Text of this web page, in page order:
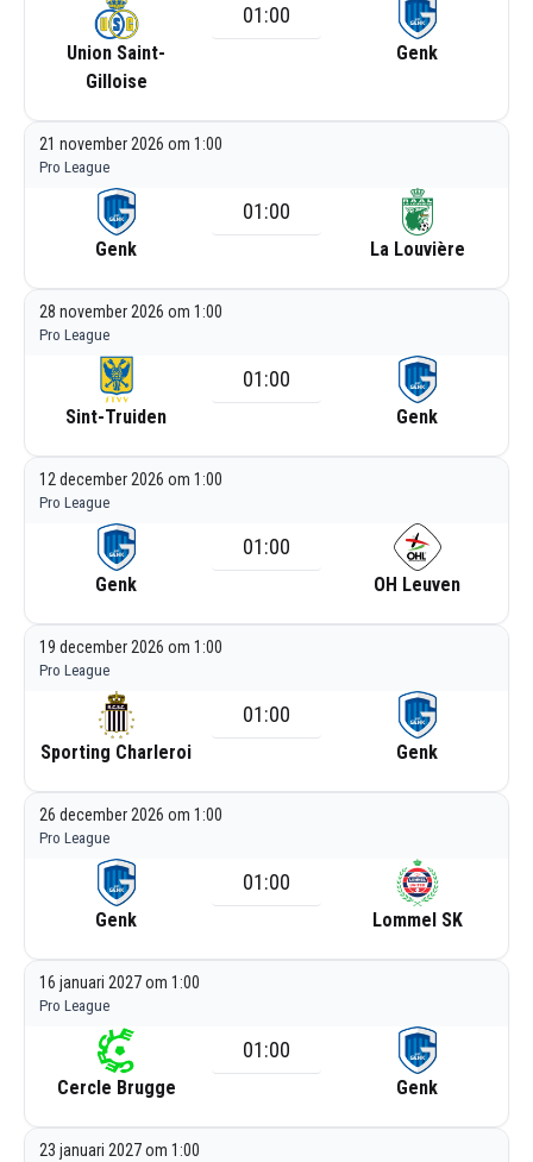
Union Saint-
Gilloise
01:00
Genk
21 november 2026 om 1:00
Pro League
Genk
01:00
La Louvière
28 november 2026 om 1:00
Pro League
Sint-Truiden
01:00
Genk
12 december 2026 om 1:00
Pro League
Genk
01:00
OH Leuven
19 december 2026 om 1:00
Pro League
Sporting Charleroi
01:00
Genk
26 december 2026 om 1:00
Pro League
Genk
01:00
Lommel SK
16 januari 2027 om 1:00
Pro League
Cercle Brugge
01:00
Genk
23 januari 2027 om 1:00